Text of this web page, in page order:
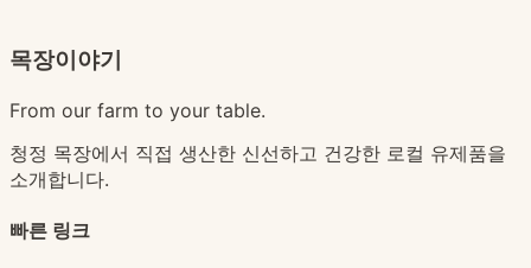
목장이야기
From our farm to your table.
청정 목장에서 직접 생산한 신선하고 건강한 로컬 유제품을
소개합니다.
빠른 링크